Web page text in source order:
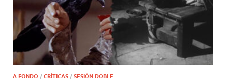
A FONDO / CRÍTICAS / SESIÓN DOBLE